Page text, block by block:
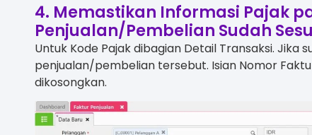
4. Memastikan Informasi Pajak
Penjualan/Pembelian Sudah
Untuk Kode Pajak dibagian Detail Transaksi. Jika
penjualan/pembelian tersebut. Isian Nomor
dikosongkan.